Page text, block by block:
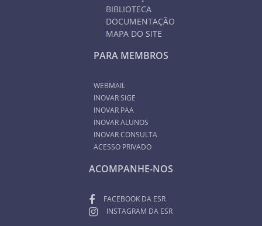
BIBLIOTECA
DOCUMENTAÇÃO
MAPA DO SITE
PARA MEMBROS
WEBMAIL
INOVAR SIGE
INOVAR PAA
INOVAR ALUNOS
INOVAR CONSULTA
ACESSO PRIVADO
ACOMPANHE-NOS
FACEBOOK DA ESR
INSTAGRAM DA ESR